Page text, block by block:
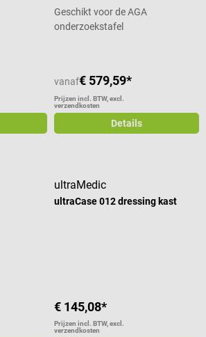
Geschikt voor de AGA
onderzoekstafel
vanaf€ 579,59*
Prijzen incl. BTW, excl.
verzendkosten
Details
ultraMedic
ultraCase 012 dressing kast
€ 145,08*
Prijzen incl. BTW, excl.
verzendkosten